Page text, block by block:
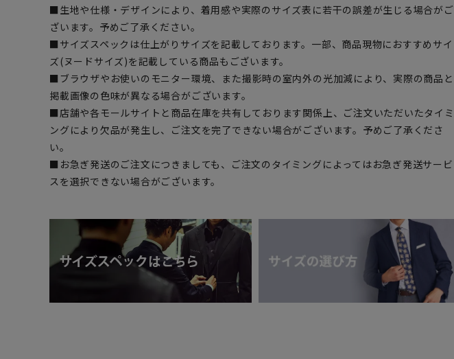
■生地や仕様・デザインにより、着用感や実際のサイズ表に若干の誤差が生じる場合がご
ざいます。予めご了承ください。
■サイズスペックは仕上がりサイズを記載しております。一部、商品現物におすすめサイ
ズ(ヌードサイズ)を記載している商品もございます。
■ブラウザやお使いのモニター環境、また撮影時の室内外の光加減により、実際の商品と
掲載画像の色味が異なる場合がございます。
■店舗や各モールサイトと商品在庫を共有しております関係上、ご注文いただいたタイミ
ングにより欠品が発生し、ご注文を完了できない場合がございます。予めご了承くださ
い。
■お急ぎ発送のご注文につきましても、ご注文のタイミングによってはお急ぎ発送サービ
スを選択できない場合がございます。